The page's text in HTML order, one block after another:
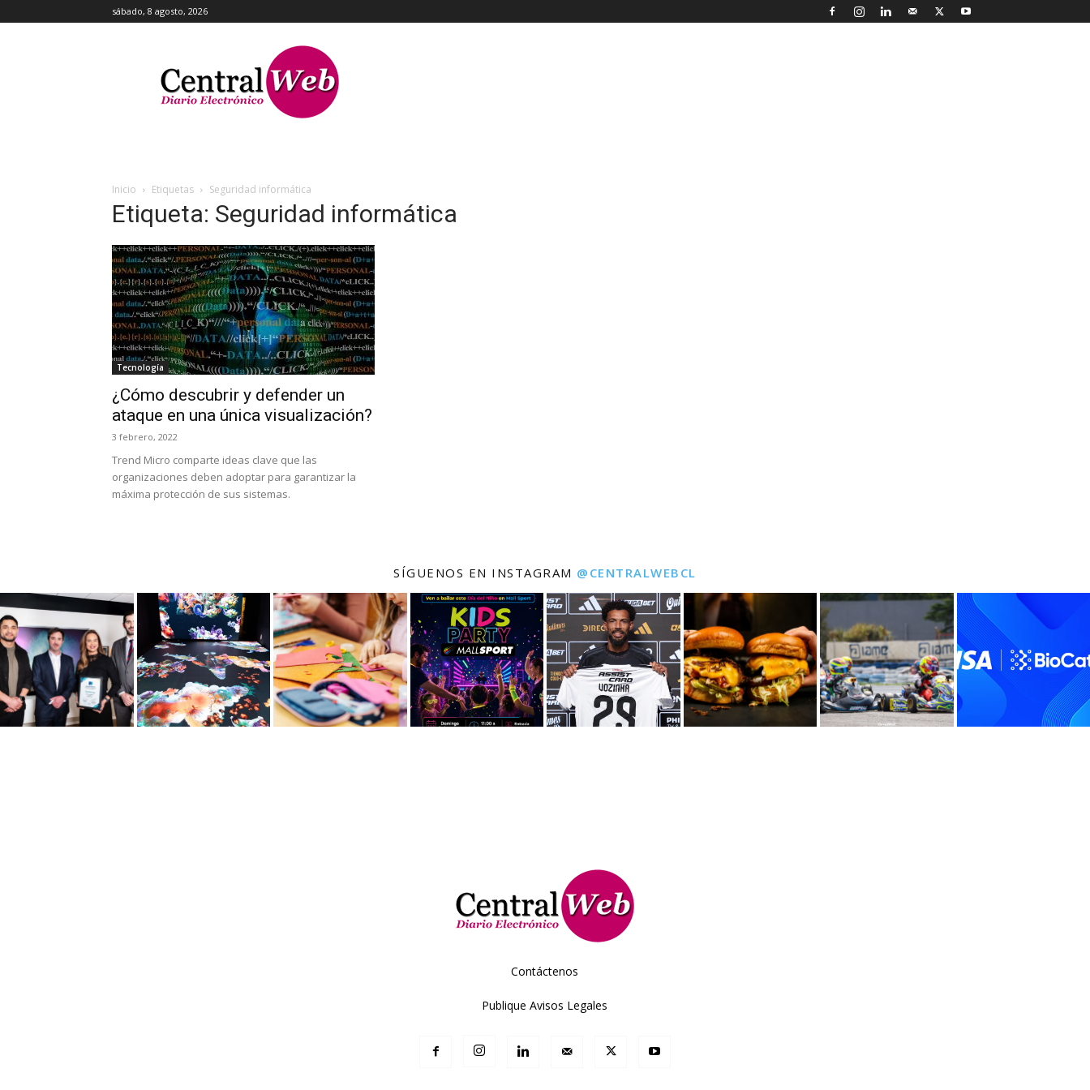
sábado, 8 agosto, 2026
Central
Web
Inicio Etiquetas Seguridad informática
Etiqueta: Seguridad informática
Tecnología
¿Cómo descubrir y defender un
ataque en una única visualización?
3 febrero, 2022
Trend Micro comparte ideas clave que las
organizaciones deben adoptar para garantizar la
máxima protección de sus sistemas.
SÍGUENOS EN INSTAGRAM @CENTRALWEBCL
Contáctenos
Publique Avisos Legales